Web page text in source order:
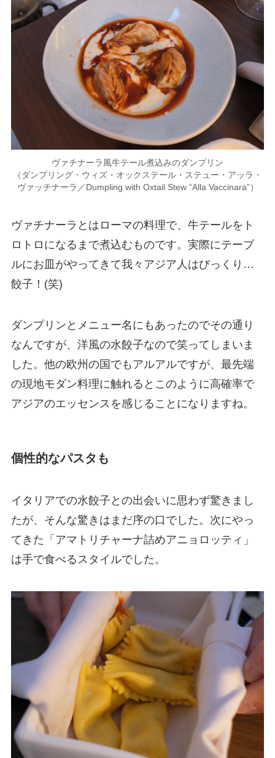
ヴァチナーラ風牛テール煮込みのダンプリン
（ダンプリング・ウィズ・オックステール・ステュー・アッラ・
ヴァッチナーラ／Dumpling with Oxtail Stew “Alla Vaccinara”）
ヴァチナーラとはローマの料理で、牛テールをト
ロトロになるまで煮込むものです。実際にテーブ
ルにお皿がやってきて我々アジア人はびっくり…
餃子！(笑)
ダンプリンとメニュー名にもあったのでその通り
なんですが、洋風の水餃子なので笑ってしまいま
した。他の欧州の国でもアルアルですが、最先端
の現地モダン料理に触れるとこのように高確率で
アジアのエッセンスを感じることになりますね。
個性的なパスタも
イタリアでの水餃子との出会いに思わず驚きまし
たが、そんな驚きはまだ序の口でした。次にやっ
てきた「アマトリチャーナ詰めアニョロッティ」
は手で食べるスタイルでした。